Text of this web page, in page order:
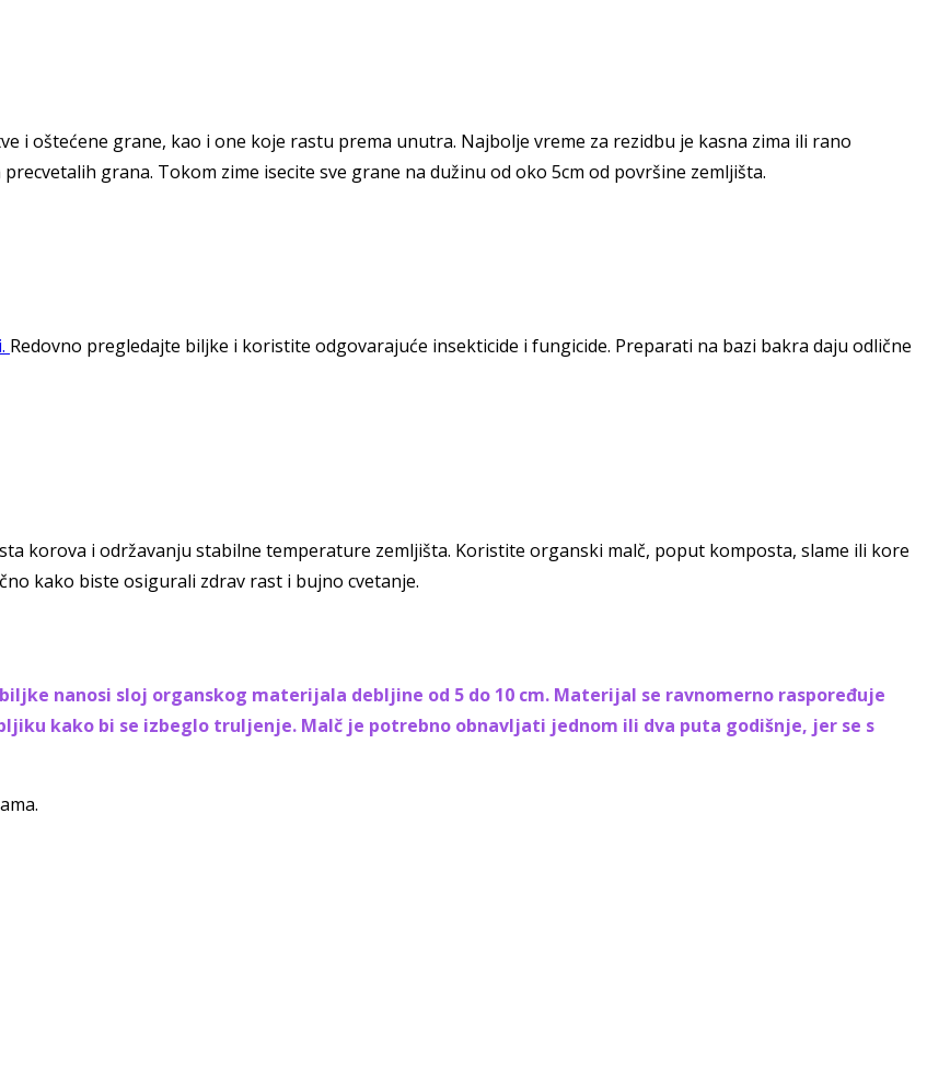
i oštećene grane, kao i one koje rastu prema unutra. Najbolje vreme za rezidbu je kasna zima ili rano
grana. Tokom zime isecite sve grane na dužinu od oko 5cm od površine zemljišta.
Redovno pregledajte biljke i koristite odgovarajuće insekticide i fungicide. Preparati na bazi bakra daju odlične
korova i održavanju stabilne temperature zemljišta. Koristite organski malč, poput komposta, slame ili kore
kako biste osigurali zdrav rast i bujno cvetanje.
nanosi sloj organskog materijala debljine od 5 do 10 cm. Materijal se ravnomerno raspoređuje
kako bi se izbeglo truljenje. Malč je potrebno obnavljati jednom ili dva puta godišnje, jer se s